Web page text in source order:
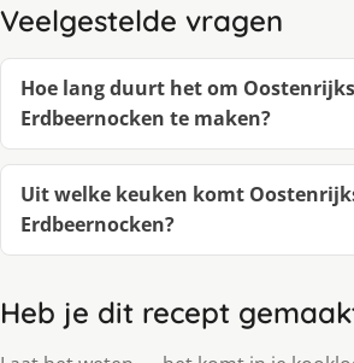
Veelgestelde vragen
Hoe lang duurt het om
Erdbeernocken te maken?
Uit welke keuken komt
Erdbeernocken?
Heb je dit recept